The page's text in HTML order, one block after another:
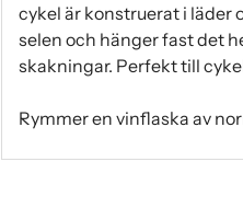
cykel är konstruerat i läder
selen och hänger fast det
skakningar. Perfekt till
Rymmer en vinflaska av